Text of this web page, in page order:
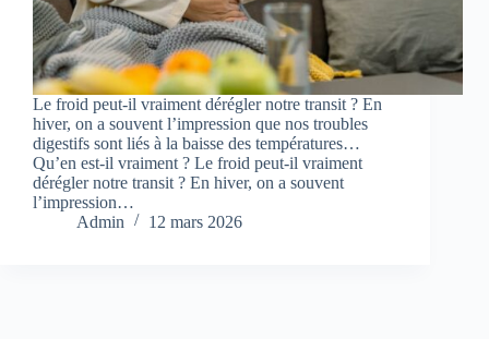
Le froid peut-il vraiment dérégler notre transit ? En
hiver, on a souvent l’impression que nos troubles
digestifs sont liés à la baisse des températures…
Qu’en est-il vraiment ? Le froid peut-il vraiment
dérégler notre transit ? En hiver, on a souvent
l’impression…
Admin
12 mars 2026